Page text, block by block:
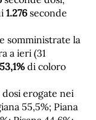
1.276 seconde
somministrate la
a ieri (31
53,1% di coloro
erogate nei
55,5%; Piana